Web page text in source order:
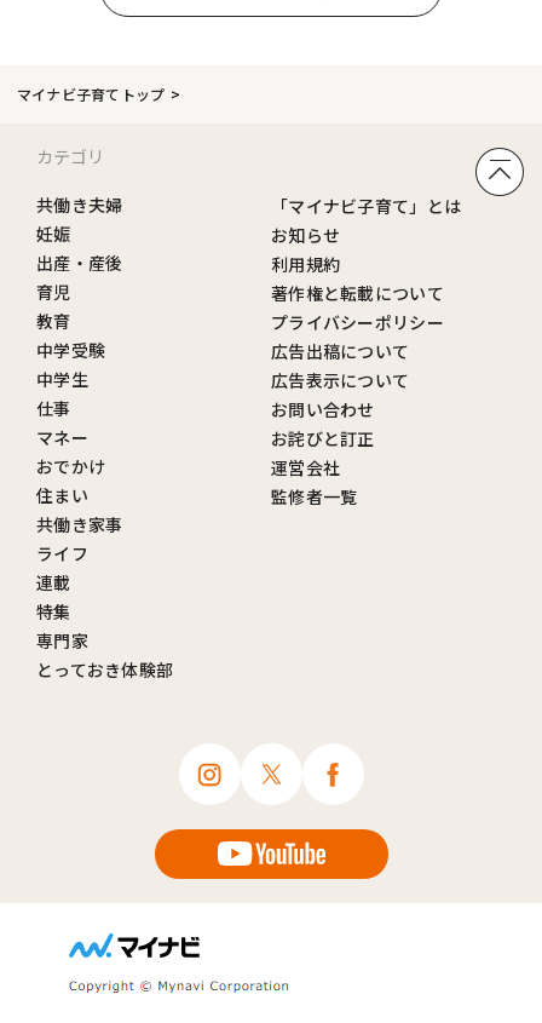
マイナビ子育てトップ
カテゴリ
共働き夫婦
妊娠
出産・産後
育児
教育
中学受験
中学生
仕事
マネー
おでかけ
住まい
共働き家事
ライフ
連載
特集
専門家
とっておき体験部
「マイナビ子育て」とは
お知らせ
利用規約
著作権と転載について
プライバシーポリシー
広告出稿について
広告表示について
お問い合わせ
お詫びと訂正
運営会社
監修者一覧